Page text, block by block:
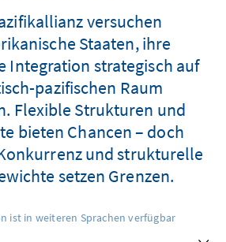
versuchen
Staaten, ihre
Integration strategisch auf
pazifischen Raum
Flexible Strukturen und
bieten Chancen – doch
und strukturelle
setzen Grenzen.
ist in weiteren Sprachen verfügbar